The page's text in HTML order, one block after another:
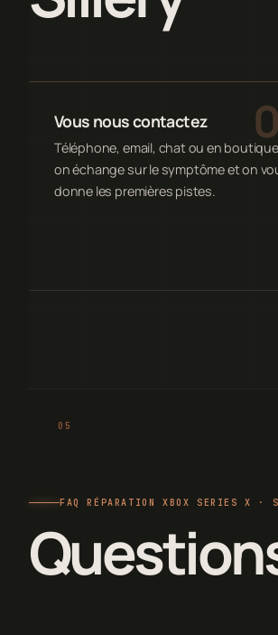
Vous nous contactez
Téléphone, email, chat ou en
on échange sur le symptôme et on
donne les premières pistes.
FAQ RÉPARATION XBOX SERIES X ·